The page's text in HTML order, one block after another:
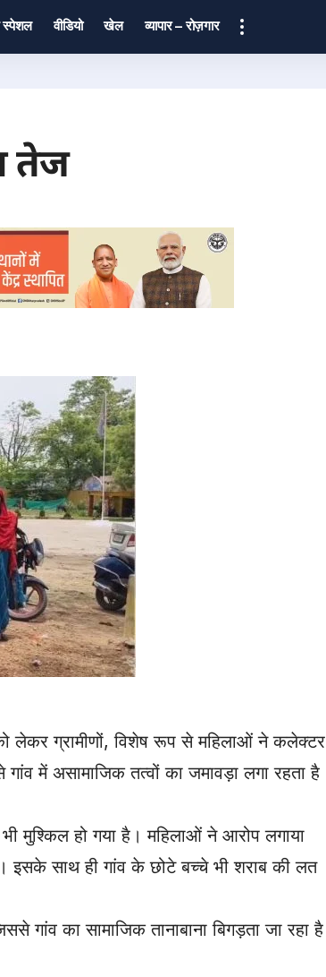
स्पेशल वीडियो खेल व्यापार – रोज़गार
तेज
लेकर ग्रामीणों, विशेष रूप से महिलाओं ने कलेक्टर
में असामाजिक तत्वों का जमावड़ा लगा रहता है
मुश्किल हो गया है। महिलाओं ने आरोप लगाया
इसके साथ ही गांव के छोटे बच्चे भी शराब की लत
का सामाजिक तानाबाना बिगड़ता जा रहा है